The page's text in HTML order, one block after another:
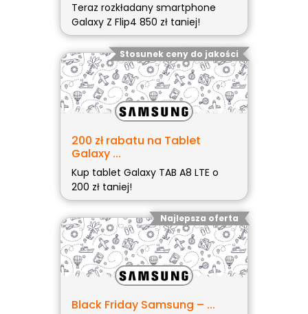
Teraz rozkładany smartphone
Galaxy Z Flip4 850 zł taniej!
Stosunek ceny do jakości
200 zł rabatu na Tablet
Galaxy ...
Kup tablet Galaxy TAB A8 LTE o
200 zł taniej!
Najlepsza oferta
Black Friday Samsung – ...